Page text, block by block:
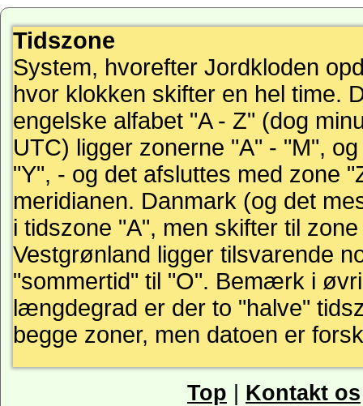
Tidszone
System, hvorefter Jordkloden
hvor klokken skifter en hel time.
engelske alfabet "A - Z" (dog
UTC) ligger zonerne "A" - "M",
"Y", - og det afsluttes med zone
meridianen. Danmark (og det
i tidszone "A", men skifter til
Vestgrønland ligger tilsvarende
"sommertid" til "O". Bemærk i
længdegrad er der to "halve"
begge zoner, men datoen er
Top Kontakt os